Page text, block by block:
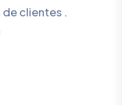
clientes .